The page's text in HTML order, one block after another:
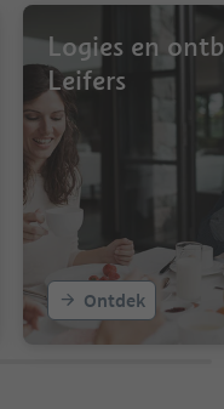
Logies en
Leifers
Ontdek